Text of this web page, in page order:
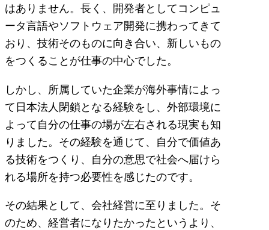
はありません。長く、開発者としてコンピュ
ータ言語やソフトウェア開発に携わってきて
おり、技術そのものに向き合い、新しいもの
をつくることが仕事の中心でした。
しかし、所属していた企業が海外事情によっ
て日本法人閉鎖となる経験をし、外部環境に
よって自分の仕事の場が左右される現実も知
りました。その経験を通じて、自分で価値あ
る技術をつくり、自分の意思で社会へ届けら
れる場所を持つ必要性を感じたのです。
その結果として、会社経営に至りました。そ
のため、経営者になりたかったというより、